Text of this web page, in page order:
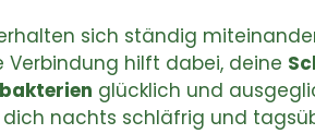
sich ständig
hilft dabei, deine
glücklich und
dich nachts schläfrig und